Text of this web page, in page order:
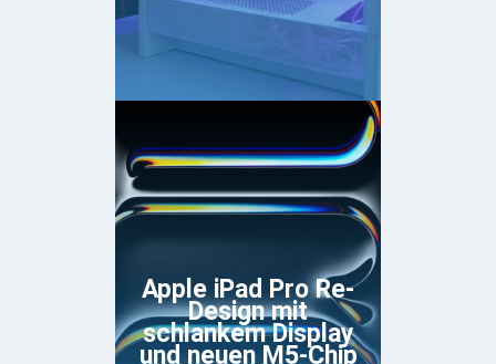
Apple iPad Pro Re-
Design mit
schlankem Display
und neuen M5-Chip